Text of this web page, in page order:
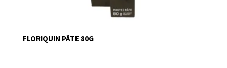
FLORIQUIN PÂTE 80G